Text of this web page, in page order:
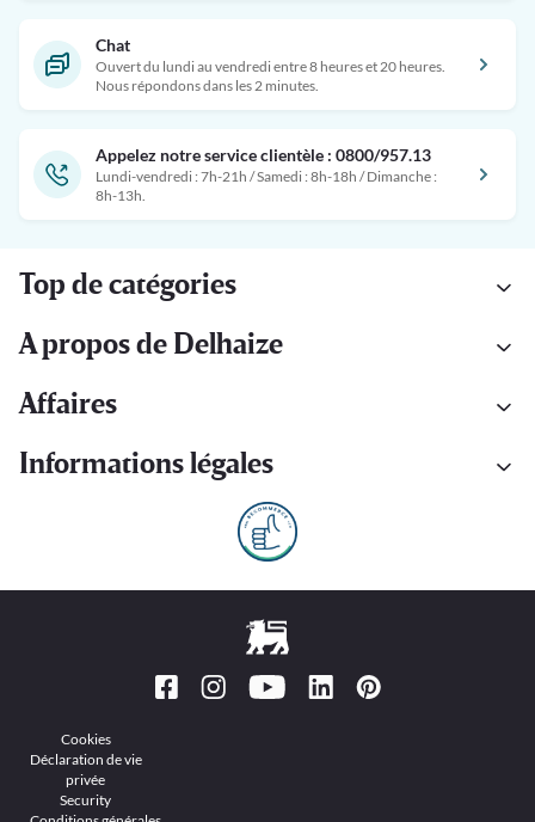
Chat
Ouvert du lundi au vendredi entre 8 heures et 20 heures.
Nous répondons dans les 2 minutes.
Appelez notre service clientèle : 0800/957.13
Lundi-vendredi : 7h-21h / Samedi : 8h-18h / Dimanche :
8h-13h.
Top de catégories
A propos de Delhaize
Affaires
Informations légales
Cookies
Déclaration de vie
privée
Security